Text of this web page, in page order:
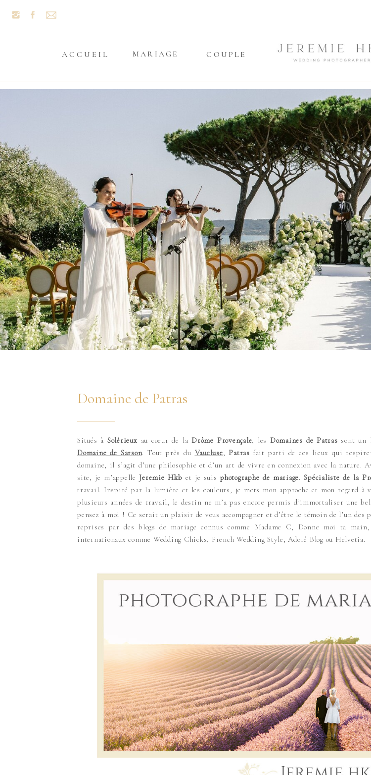
COUPLE
MARIAGE
ACCUEIL
Domaine de Patras
Situés à Solérieux au coeur de laDrôme Provençale, les Domaines de Patras sont un
Domaine de Sarson. Tout près du Vaucluse,Patras fait parti de ces lieux qui
domaine, il s’agit d’une philosophie et d’un art de vivre en connexion avec la nature.
site, je m’appelleJeremie Hkb et je suisphotographe de mariage.Spécialiste de la
travail. Inspiré par la lumière et les couleurs, je mets mon approche et mon regard à
plusieurs années de travail, le destin ne m’a pas encore permis d’immortaliser une
pensez à moi ! Ce serait un plaisir de vous accompagner et d’être le témoin de l’un
reprises par des blogs de mariage connus comme Madame C, Donne moi ta
internationaux comme Wedding Chicks, French Wedding Style, Adoré Blog ou Helvetia.